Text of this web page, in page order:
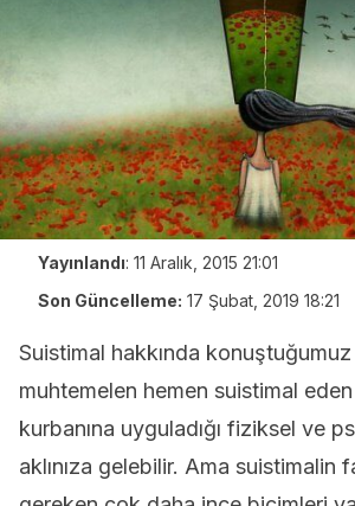
Yayınlandı: 11 Aralık, 2015 21:01
Son Güncelleme: 17 Şubat, 2019 18:21
Suistimal hakkında
muhtemelen hemen suistimal
kurbanına uyguladığı fiziksel ve
aklınıza gelebilir. Ama suistimalin